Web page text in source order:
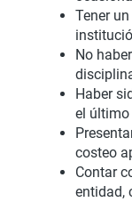
Tener
No
Haber
el último
costeo
Contar
entidad,